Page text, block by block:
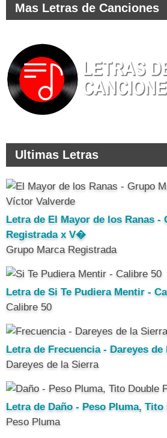
Mas Letras de Canciones
Ultimas Letras
Letra de El Mayor de los Ranas -
Registrada x V�
Grupo Marca Registrada
Letra de Si Te Pudiera Mentir -
Calibre 50
Letra de Frecuencia - Dareyes de
Dareyes de la Sierra
Letra de Daño - Peso Pluma, Tito
Peso Pluma